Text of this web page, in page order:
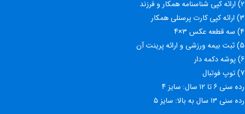
2) ارائه کپی شناسنامه همکار و فرزند
3) ارائه کپی کارت پرسنلی همکار
4) سه قطعه عکس ۳×۴
5) ثبت بیمه ورزشی و ارائه پرینت آن
6) پوشه دکمه دار
7) توپ فوتبال
رده سنی ۶ تا ۱۲ سال: سایز ۴
رده سنی ۱۳ سال به بالا: سایز ۵